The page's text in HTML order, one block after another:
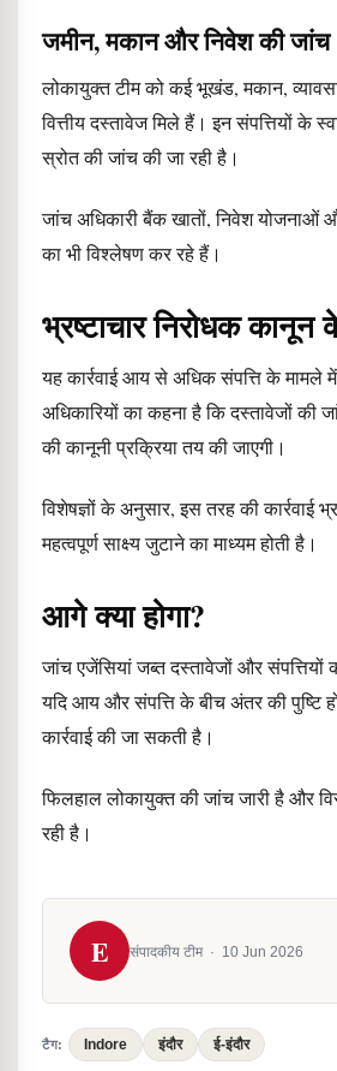
जमीन, मकान और निवेश की जांच
लोकायुक्त टीम को कई भूखंड, मकान,
वित्तीय दस्तावेज मिले हैं। इन संपत्तियों के
स्रोत की जांच की जा रही है।
जांच अधिकारी बैंक खातों, निवेश योजनाओं
का भी विश्लेषण कर रहे हैं।
भ्रष्टाचार निरोधक
यह कार्रवाई आय से अधिक संपत्ति के मामले
अधिकारियों का कहना है कि दस्तावेजों की
की कानूनी प्रक्रिया तय की जाएगी।
विशेषज्ञों के अनुसार, इस तरह की कार्रवाई
महत्वपूर्ण साक्ष्य जुटाने का माध्यम होती है।
आगे क्या होगा?
जांच एजेंसियां जब्त दस्तावेजों और संपत्तियों
यदि आय और संपत्ति के बीच अंतर की पुष्टि
कार्रवाई की जा सकती है।
फिलहाल लोकायुक्त की जांच जारी है और
रही है।
E संपादकीय टीम · 10 Jun 2026
टैग: Indore इंदौर ई-इंदौर